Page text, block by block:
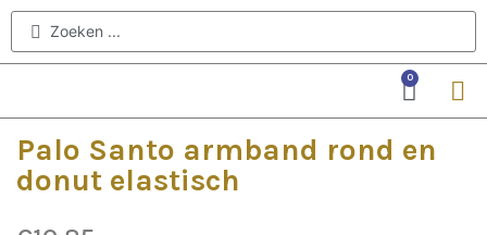
0
Palo Santo armband rond en
donut elastisch